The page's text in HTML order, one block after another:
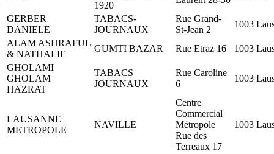
1920
GERBER
DANIELE
TABACS-
JOURNAUX
Rue Grand-
St-Jean 2
1003
ALAM ASHRAFUL
& NATHALIE
GUMTI BAZAR Rue Etraz 16
1003
GHOLAMI
GHOLAM
HAZRAT
TABACS
JOURNAUX
Rue Caroline
6
1003
LAUSANNE
METROPOLE
NAVILLE
Centre
Commercial
Métropole
Rue des
Terreaux 17
1003